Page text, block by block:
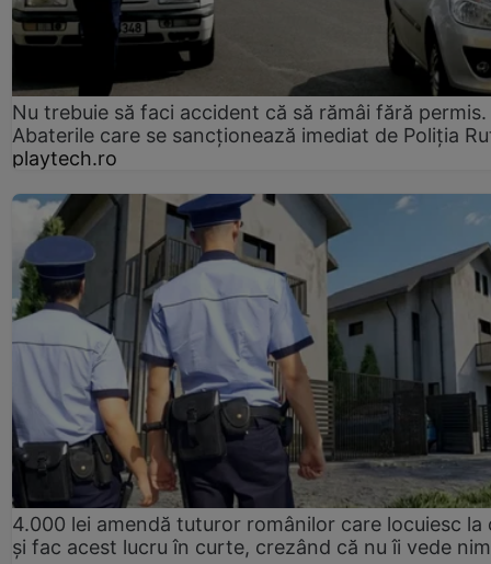
Nu trebuie să faci accident că să rămâi fără permis.
Abaterile care se sancționează imediat de Poliţia
playtech.ro
4.000 lei amendă tuturor românilor care locuiesc la
și fac acest lucru în curte, crezând că nu îi vede